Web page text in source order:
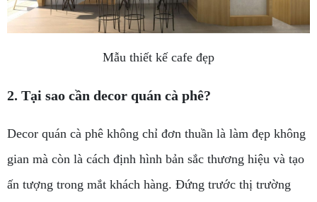
Mẫu thiết kế cafe đẹp
2. Tại sao cần decor quán cà phê?
Decor quán cà phê không chỉ đơn thuần là làm đẹp không
gian mà còn là cách định hình bản sắc thương hiệu và tạo
ấn tượng trong mắt khách hàng. Đứng trước thị trường